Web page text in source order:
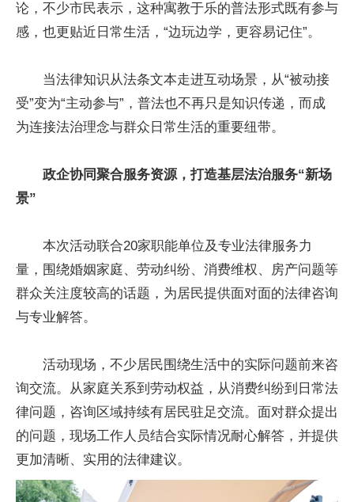
论，不少市民表示，这种寓教于乐的普法形式既有参与
感，也更贴近日常生活，“边玩边学，更容易记住”。
当法律知识从法条文本走进互动场景，从“被动接
受”变为“主动参与”，普法也不再只是知识传递，而成
为连接法治理念与群众日常生活的重要纽带。
政企协同聚合服务资源，打造基层法治服务“新场
景”
本次活动联合20家职能单位及专业法律服务力
量，围绕婚姻家庭、劳动纠纷、消费维权、房产问题等
群众关注度较高的话题，为居民提供面对面的法律咨询
与专业解答。
活动现场，不少居民围绕生活中的实际问题前来咨
询交流。从家庭关系到劳动权益，从消费纠纷到日常法
律问题，咨询区域持续有居民驻足交流。面对群众提出
的问题，现场工作人员结合实际情况耐心解答，并提供
更加清晰、实用的法律建议。